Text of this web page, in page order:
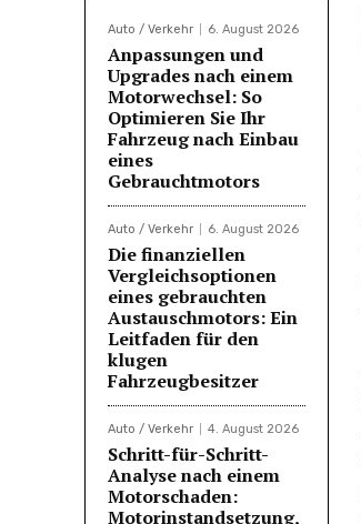
Auto / Verkehr 6. August 2026
Anpassungen und
Upgrades nach einem
Motorwechsel: So
Optimieren Sie Ihr
Fahrzeug nach Einbau
eines
Gebrauchtmotors
Auto / Verkehr 6. August 2026
Die finanziellen
Vergleichsoptionen
eines gebrauchten
Austauschmotors: Ein
Leitfaden für den
klugen
Fahrzeugbesitzer
Auto / Verkehr 4. August 2026
Schritt-für-Schritt-
Analyse nach einem
Motorschaden:
Motorinstandsetzung,